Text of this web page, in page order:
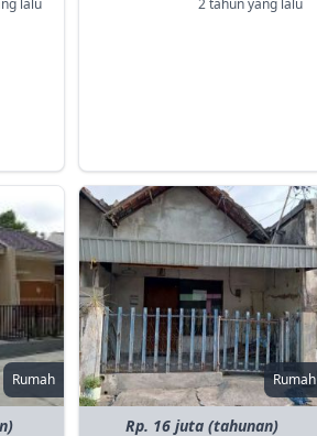
lalu 2 tahun yang lalu
Rumah Rumah
Rp. 16 juta (tahunan)